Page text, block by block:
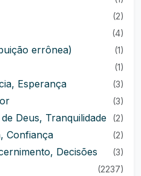
(2)
(4)
errônea) (1)
(1)
Esperança (3)
(3)
Deus, Tranquilidade (2)
Confiança (2)
Decisões (3)
(2237)